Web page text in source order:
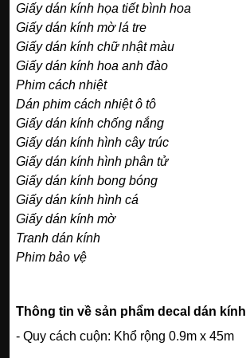
Giấy dán kính họa tiết bình hoa
Giấy dán kính mờ lá tre
Giấy dán kính chữ nhật màu
Giấy dán kính hoa anh đào
Phim cách nhiệt
Dán phim cách nhiệt ô tô
Giấy dán kính chống nắng
Giấy dán kính hình cây trúc
Giấy dán kính hình phân tử
Giấy dán kính bong bóng
Giấy dán kính hình cá
Giấy dán kính mờ
Tranh dán kính
Phim bảo vệ
Thông tin về sản phẩm decal dán kính
- Quy cách cuộn: Khổ rộng 0.9m x 45m